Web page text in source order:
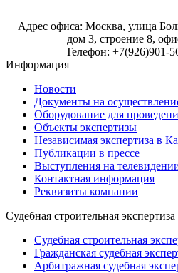
Адрес офиса: Москва, улица
дом 3, строение 8,
Телефон: +7(926)901-
Информация
Новости
Документы на
Оборудование для
Объекты экспертизы
Независимая экспертиза в
Публикации в прессе
Выступления на
Контактная информация
Реквизиты компании
Судебная строительная экспертиза
Судебная строительная
Гражданская судебная
Арбитражная судебная